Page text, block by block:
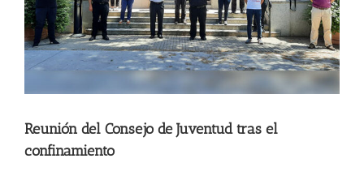
Reunión del Consejo de Juventud tras el
confinamiento